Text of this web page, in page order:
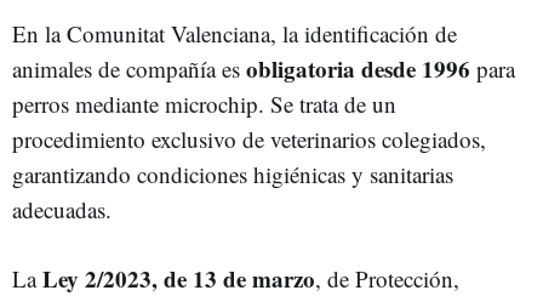
En la Comunitat Valenciana, la identificación de
animales de compañía es obligatoria desde 1996 para
perros mediante microchip. Se trata de un
procedimiento exclusivo de veterinarios colegiados,
garantizando condiciones higiénicas y sanitarias
adecuadas.
LaLey 2/2023, de 13 de marzo, de Protección,